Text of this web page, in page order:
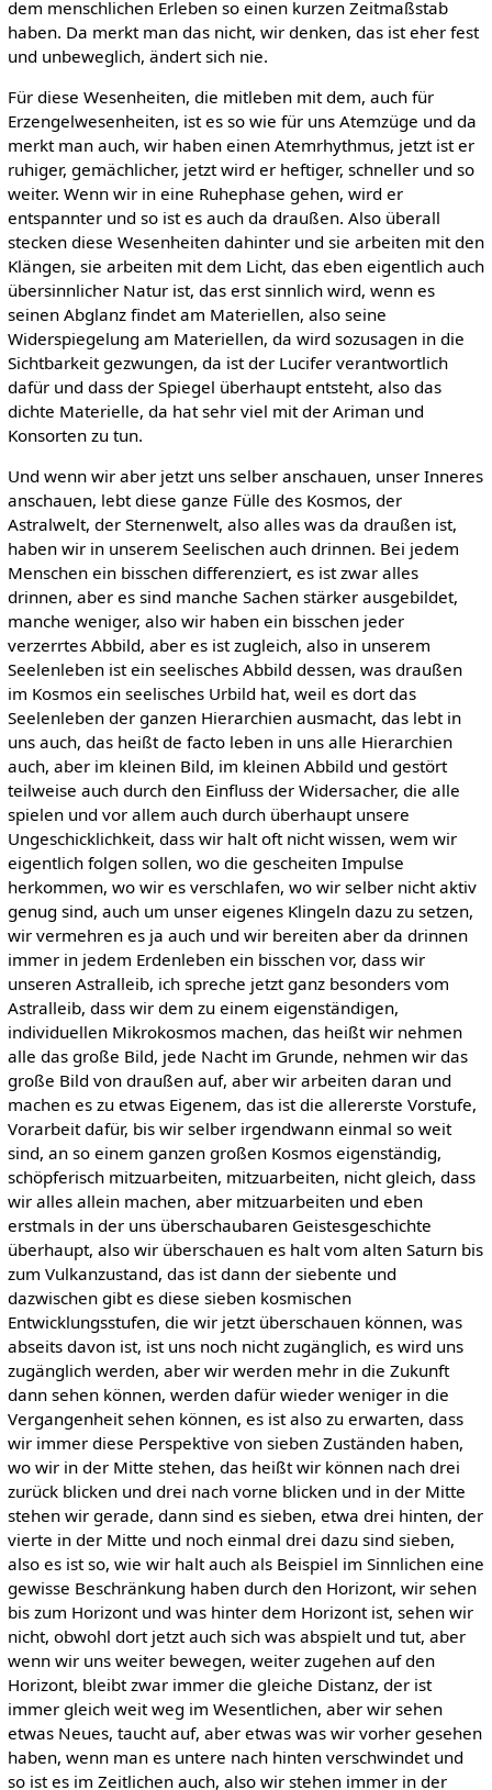
dem menschlichen Erleben so einen kurzen Zeitmaßstab
haben. Da merkt man das nicht, wir denken, das ist eher fest
und unbeweglich, ändert sich nie.
Für diese Wesenheiten, die mitleben mit dem, auch für
Erzengelwesenheiten, ist es so wie für uns Atemzüge und da
merkt man auch, wir haben einen Atemrhythmus, jetzt ist er
ruhiger, gemächlicher, jetzt wird er heftiger, schneller und so
weiter. Wenn wir in eine Ruhephase gehen, wird er
entspannter und so ist es auch da draußen. Also überall
stecken diese Wesenheiten dahinter und sie arbeiten mit den
Klängen, sie arbeiten mit dem Licht, das eben eigentlich auch
übersinnlicher Natur ist, das erst sinnlich wird, wenn es
seinen Abglanz findet am Materiellen, also seine
Widerspiegelung am Materiellen, da wird sozusagen in die
Sichtbarkeit gezwungen, da ist der Lucifer verantwortlich
dafür und dass der Spiegel überhaupt entsteht, also das
dichte Materielle, da hat sehr viel mit der Ariman und
Konsorten zu tun.
Und wenn wir aber jetzt uns selber anschauen, unser Inneres
anschauen, lebt diese ganze Fülle des Kosmos, der
Astralwelt, der Sternenwelt, also alles was da draußen ist,
haben wir in unserem Seelischen auch drinnen. Bei jedem
Menschen ein bisschen differenziert, es ist zwar alles
drinnen, aber es sind manche Sachen stärker ausgebildet,
manche weniger, also wir haben ein bisschen jeder
verzerrtes Abbild, aber es ist zugleich, also in unserem
Seelenleben ist ein seelisches Abbild dessen, was draußen
im Kosmos ein seelisches Urbild hat, weil es dort das
Seelenleben der ganzen Hierarchien ausmacht, das lebt in
uns auch, das heißt de facto leben in uns alle Hierarchien
auch, aber im kleinen Bild, im kleinen Abbild und gestört
teilweise auch durch den Einfluss der Widersacher, die alle
spielen und vor allem auch durch überhaupt unsere
Ungeschicklichkeit, dass wir halt oft nicht wissen, wem wir
eigentlich folgen sollen, wo die gescheiten Impulse
herkommen, wo wir es verschlafen, wo wir selber nicht aktiv
genug sind, auch um unser eigenes Klingeln dazu zu setzen,
wir vermehren es ja auch und wir bereiten aber da drinnen
immer in jedem Erdenleben ein bisschen vor, dass wir
unseren Astralleib, ich spreche jetzt ganz besonders vom
Astralleib, dass wir dem zu einem eigenständigen,
individuellen Mikrokosmos machen, das heißt wir nehmen
alle das große Bild, jede Nacht im Grunde, nehmen wir das
große Bild von draußen auf, aber wir arbeiten daran und
machen es zu etwas Eigenem, das ist die allererste Vorstufe,
Vorarbeit dafür, bis wir selber irgendwann einmal so weit
sind, an so einem ganzen großen Kosmos eigenständig,
schöpferisch mitzuarbeiten, mitzuarbeiten, nicht gleich, dass
wir alles allein machen, aber mitzuarbeiten und eben
erstmals in der uns überschaubaren Geistesgeschichte
überhaupt, also wir überschauen es halt vom alten Saturn bis
zum Vulkanzustand, das ist dann der siebente und
dazwischen gibt es diese sieben kosmischen
Entwicklungsstufen, die wir jetzt überschauen können, was
abseits davon ist, ist uns noch nicht zugänglich, es wird uns
zugänglich werden, aber wir werden mehr in die Zukunft
dann sehen können, werden dafür wieder weniger in die
Vergangenheit sehen können, es ist also zu erwarten, dass
wir immer diese Perspektive von sieben Zuständen haben,
wo wir in der Mitte stehen, das heißt wir können nach drei
zurück blicken und drei nach vorne blicken und in der Mitte
stehen wir gerade, dann sind es sieben, etwa drei hinten, der
vierte in der Mitte und noch einmal drei dazu sind sieben,
also es ist so, wie wir halt auch als Beispiel im Sinnlichen eine
gewisse Beschränkung haben durch den Horizont, wir sehen
bis zum Horizont und was hinter dem Horizont ist, sehen wir
nicht, obwohl dort jetzt auch sich was abspielt und tut, aber
wenn wir uns weiter bewegen, weiter zugehen auf den
Horizont, bleibt zwar immer die gleiche Distanz, der ist
immer gleich weit weg im Wesentlichen, aber wir sehen
etwas Neues, taucht auf, aber etwas was wir vorher gesehen
haben, wenn man es untere nach hinten verschwindet und
so ist es im Zeitlichen auch, also wir stehen immer in der